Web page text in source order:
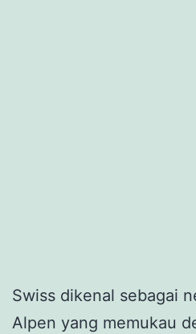
Swiss dikenal sebagai
Alpen yang memukau